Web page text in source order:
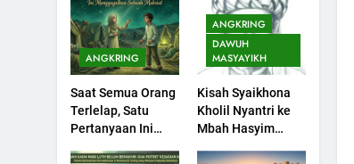
ANGKRING
Saat Semua Orang
Terlelap, Satu
Pertanyaan Ini
ANGKRING
DAWUH
MASYAYIKH
Kisah Syaikhona
Kholil Nyantri ke
Mbah Hasyim
202
Khutbah Jumat :
Supaya Amal Bisa
Diterima
203
Khutbah Jumat:
Bulan Muharram